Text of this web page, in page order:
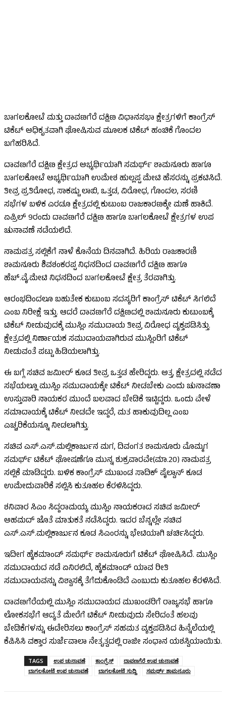
ಬಾಗಲಕೋಟೆ ಮತ್ತು ದಾವಣಗೆರೆ ದಕ್ಷಿಣ ವಿಧಾನಸಭಾ ಕ್ಷೇತ್ರಗಳಿಗೆ ಕಾಂಗ್ರೆಸ್‌
ಟಿಕೆಟ್‌ ಅಧಿಕೃತವಾಗಿ ಘೋಷಿಸುವ ಮೂಲಕ ಟಿಕೆಟ್‌ ಹಂಚಿಕೆ ಗೊಂದಲ
ಬಗೆಹರಿಸಿದೆ.
ದಾವಣಗೆರೆ ದಕ್ಷಿಣ ಕ್ಷೇತ್ರದ ಅಭ್ಯರ್ಥಿಯಾಗಿ ಸಮರ್ಥ್​ ಶಾಮನೂರು ಹಾಗೂ
ಬಾಗಲಕೋಟೆ ಅಭ್ಯರ್ಥಿಯಾಗಿ ಉಮೇಶ ಹುಲ್ಲಪ್ಪ ಮೇಟಿ ಹೆಸರನ್ನು ಪ್ರಕಟಿಸಿದೆ.
ತೀವ್ರ ಪ್ರತಿರೋಧ, ಸಾಕಷ್ಟು ಲಾಬಿ, ಒತ್ತಡ, ವಿರೋಧ, ಗೊಂದಲ, ಸರಣಿ
ಸಭೆಗಳ ಬಳಿಕ ಎರಡೂ ಕ್ಷೇತ್ರದಲ್ಲಿ ಕುಟುಂಬ ರಾಜಕಾರಣಕ್ಕೇ ಮಣೆ ಹಾಕಿದೆ.
ಏಪ್ರಿಲ್ 9ರಂದು ದಾವಣಗೆರೆ ದಕ್ಷಿಣ ಹಾಗೂ ಬಾಗಲಕೋಟೆ ಕ್ಷೇತ್ರಗಳ ಉಪ
ಚುನಾವಣೆ ನಡೆಯಲಿದೆ.
ನಾಮಪತ್ರ ಸಲ್ಲಿಕೆಗೆ ನಾಳೆ ಕೊನೆಯ ದಿನವಾಗಿದೆ. ಹಿರಿಯ ರಾಜಕಾರಣಿ
ಶಾಮನೂರು ಶಿವಶಂಕರಪ್ಪ ನಿಧನದಿಂದ ದಾವಣಗೆರೆ ದಕ್ಷಿಣ ಹಾಗೂ
ಹೆಚ್.ವೈ.ಮೇಟಿ ನಿಧನದಿಂದ ಬಾಗಲಕೋಟೆ ಕ್ಷೇತ್ರ ತೆರವಾಗಿತ್ತು.
ಆರಂಭದಿಂದಲೂ ಬಹುತೇಕ ಕುಟುಂಬ ಸದಸ್ಯರಿಗೆ ಕಾಂಗ್ರೆಸ್ ಟಿಕೆಟ್​ ಸಿಗಲಿದೆ
ಎಂಬ ನಿರೀಕ್ಷೆ ಇತ್ತು. ಆದರೆ ದಾವಣಗೆರೆ ದಕ್ಷಿಣದಲ್ಲಿ ಶಾಮನೂರು ಕುಟುಂಬಕ್ಕೆ
ಟಿಕೆಟ್ ನೀಡುವುದಕ್ಕೆ ಮುಸ್ಲಿಂ ಸಮುದಾಯ ತೀವ್ರ ವಿರೋಧ ವ್ಯಕ್ತಪಡಿಸಿತ್ತು.
ಕ್ಷೇತ್ರದಲ್ಲಿ ನಿರ್ಣಾಯಕ ಸಮುದಾಯವಾಗಿರುವ ಮುಸ್ಲಿಂರಿಗೆ ಟಿಕೆಟ್
ನೀಡುವಂತೆ ಪಟ್ಟು ಹಿಡಿಯಲಾಗಿತ್ತು.
ಈ ಬಗ್ಗೆ ಸಚಿವ ಜಮೀರ್ ಕೂಡ ತೀವ್ರ ಒತ್ತಡ ಹೇರಿದ್ದರು. ಅತ್ತ, ಕ್ಷೇತ್ರದಲ್ಲಿ ನಡೆದ
ಸಭೆಯಲ್ಲೂ ಮುಸ್ಲಿಂ ಸಮುದಾಯಕ್ಕೇ ಟಿಕೆಟ್ ನೀಡಬೇಕು ಎಂದು ಚುನಾವಣಾ
ಉಸ್ತುವಾರಿ ನಾಯಕರ ಮುಂದೆ ಬಲವಾದ ಬೇಡಿಕೆ ಇಟ್ಟಿದ್ದರು‌. ಒಂದು ವೇಳೆ
ಸಮಾದಾಯಕ್ಕೆ ಟಿಕೆಟ್ ನೀಡದೇ ಇದ್ದರೆ, ಮತ ಹಾಕುವುದಿಲ್ಲ ಎಂಬ
ಎಚ್ಚರಿಕೆಯನ್ನೂ ನೀಡಲಾಗಿತ್ತು.
ಸಚಿವ ಎಸ್.ಎಸ್.ಮಲ್ಲಿಕಾರ್ಜುನ ಮಗ, ದಿವಂಗತ ಶಾಮನೂರು ಮೊಮ್ಮಗ
ಸಮರ್ಥ್ ಟಿಕೆಟ್​ ಘೋಷಣೆಗೂ ಮುನ್ನ ಶುಕ್ರವಾರವೇ(ಮಾ.20) ನಾಮಪತ್ರ
ಸಲ್ಲಿಕೆ ಮಾಡಿದ್ದರು. ಬಳಿಕ ಕಾಂಗ್ರೆಸ್ ಮುಖಂಡ ಸಾದಿಕ್ ಪೈಲ್ವಾನ್ ಕೂಡ
ಉಮೇದುವಾರಿಕೆ ಸಲ್ಲಿಸಿ ಕುತೂಹಲ ಕೆರಳಿಸಿದ್ದರು.
ಶನಿವಾರ ಸಿಎಂ ಸಿದ್ದರಾಮಯ್ಯ ಮುಸ್ಲಿಂ ನಾಯಕರಾದ ಸಚಿವ ಜಮೀರ್
ಅಹಮದ್ ಜೊತೆ ಮಾತುಕತೆ ನಡೆಸಿದ್ದರು. ಇದರ ಬೆನ್ನಲ್ಲೇ ಸಚಿವ
ಎಸ್.ಎಸ್.ಮಲ್ಲಿಕಾರ್ಜುನ ಕೂಡ ಸಿಎಂರನ್ನು ಭೇಟಿಯಾಗಿ ಚರ್ಚಿಸಿದ್ದರು.
ಇದೀಗ ಹೈಕಮಾಂಡ್ ಸಮರ್ಥ್​​ ಶಾಮನೂರುಗೆ ಟಿಕೆಟ್ ಘೋಷಿಸಿದೆ. ಮುಸ್ಲಿಂ
ಸಮುದಾಯದ ನಡೆ ಏನಿರಲಿದೆ, ಹೈಕಮಾಂಡ್ ಯಾವ ರೀತಿ
ಸಮುದಾಯವನ್ನು ವಿಶ್ವಾಸಕ್ಕೆ ತೆಗೆದುಕೊಂಡಿದೆ ಎಂಬುದು ಕುತೂಹಲ ಕೆರಳಿಸಿದೆ.
ದಾವಣಗೆರೆಯಲ್ಲಿ ಮುಸ್ಲಿಂ ಸಮುದಾಯದ ಮುಖಂಡರಿಗೆ ರಾಜ್ಯಸಭೆ ಹಾಗೂ
ಲೋಕಸಭೆಗೆ ಆದ್ಯತೆ ಮೇರೆಗೆ ಟಿಕೆಟ್‌ ನೀಡುವುದು ಸೇರಿದಂತೆ ಹಲವು
ಬೇಡಿಕೆಗಳನ್ನು ಈಡೇರಿಸಲು ಕಾಂಗ್ರೆಸ್‌ ಸಹಮತ ವ್ಯಕ್ತಪಡಿಸಿದ ಹಿನ್ನೆಲೆಯಲ್ಲಿ
ಕೆಪಿಸಿಸಿ ವಕ್ತಾರ ಸುರ್ಜೆವಾಲಾ ನೇತೃತ್ವದಲ್ಲಿ ರಾಜೀ ಸಂಧಾನ ಯಶಸ್ವಿಯಾಯಿತು.
TAGS ಉಪ ಚುನಾವಣೆ ಕಾಂಗ್ರೆಸ್
ದಾವಣಗೆರೆ ಉಪ ಚುನಾವಣೆ
ಬಾಗಲಕೋಟೆ ಉಪ ಚುನಾವಣೆ
ಬಾಗಲಕೋಟೆ ಸುದ್ದಿ ಸಮರ್ಥ್‌ ಶಾಮನೂರು